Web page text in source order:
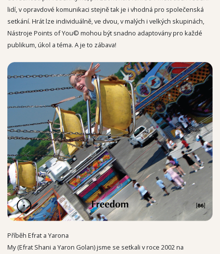
lidí, v opravdové komunikaci stejně tak je i vhodná pro společenská
setkání. Hrát lze individuálně, ve dvou, v malých i velkých skupinách,
Nástroje Points of You© mohou být snadno adaptovány pro každé
publikum, úkol a téma. A je to zábava!
Příběh Efrat a Yarona
My (Efrat Shani a Yaron Golan) jsme se setkali v roce 2002 na